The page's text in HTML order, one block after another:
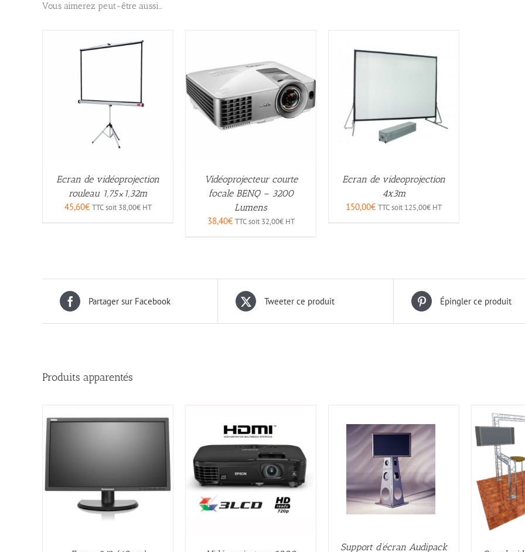
Vous aimerez peut-être aussi…
Ecran de vidéoprojection
rouleau 1,75×1,32m
45,60€ TTC soit 38,00€HT
Vidéoprojecteur courte
focale BENQ – 3200
Lumens
38,40€ TTC soit 32,00€HT
Ecran de videoprojection
4x3m
150,00€ TTC soit 125,00€ HT
Partager sur Facebook Tweeter ce produit Épingler ce produit
Produits apparentés
Support d’écran Audipack